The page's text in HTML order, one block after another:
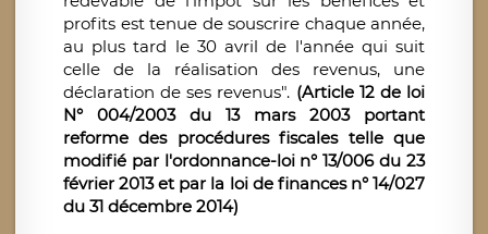
profits est tenue de souscrire chaque année,
au plus tard le 30 avril de l'année qui suit
celle de la réalisation des revenus, une
déclaration de ses revenus". (Article 12 de loi
N° 004/2003 du 13 mars 2003 portant
reforme des procédures fiscales telle que
modifié par l'ordonnance-loi n° 13/006 du 23
février 2013 et par la loi de finances n° 14/027
du 31 décembre 2014)